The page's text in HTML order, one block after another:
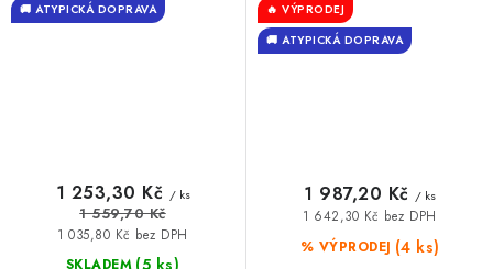
🚚 ATYPICKÁ DOPRAVA
SKLADEM (5 ks)
1 035,80 Kč bez DPH
1 253,30 Kč / ks
1 559,70 Kč
🔥 VÝPRODEJ
🚚 ATYPICKÁ DOPRAVA
% VÝPRODEJ (4 ks)
1 642,30 Kč bez DPH
1 987,20 Kč / ks